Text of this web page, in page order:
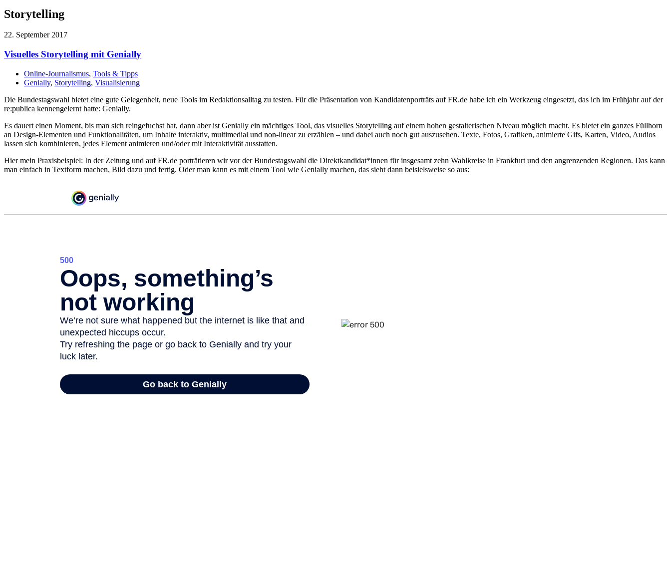
Storytelling
22. September 2017
Visuelles Storytelling mit Genially
Online-Journalismus, Tools & Tipps
Genially, Storytelling, Visualisierung
Die Bundestagswahl bietet eine gute Gelegenheit, neue Tools im Redaktionsalltag zu testen. Für die Präsentation von Kandidatenporträts auf FR.de habe ich ein Werkzeug eingesetzt, das ich im Frühjahr auf der
re:publica kennengelernt hatte: Genially.
Es dauert einen Moment, bis man sich reingefuchst hat, dann aber ist Genially ein mächtiges Tool, das visuelles Storytelling auf einem hohen gestalterischen Niveau möglich macht. Es bietet ein ganzes Füllhorn
an Design-Elementen und Funktionalitäten, um Inhalte interaktiv, multimedial und non-linear zu erzählen – und dabei auch noch gut auszusehen. Texte, Fotos, Grafiken, animierte Gifs, Karten, Video, Audios
lassen sich kombinieren, jedes Element animieren und/oder mit Interaktivität ausstatten.
Hier mein Praxisbeispiel: In der Zeitung und auf FR.de porträtieren wir vor der Bundestagswahl die Direktkandidat*innen für insgesamt zehn Wahlkreise in Frankfurt und den angrenzenden Regionen. Das kann
man einfach in Textform machen, Bild dazu und fertig. Oder man kann es mit einem Tool wie Genially machen, das sieht dann beisielsweise so aus: